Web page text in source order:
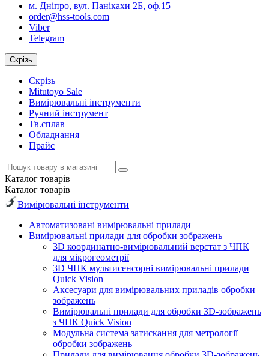
м. Дніпро, вул. Панікахи 2Б, оф.15
order@hss-tools.com
Viber
Telegram
Скрізь
Скрізь
Mitutoyo Sale
Вимірювальні інструменти
Ручний інструмент
Тв.сплав
Обладнання
Прайс
Каталог товарів
Каталог товарів
Вимірювальні інструменти
Автоматизовані вимірювальні прилади
Вимірювальні прилади для обробки зображень
3D координатно-вимірювальний верстат з ЧПК
для мікрогеометрії
3D ЧПК мультисенсорні вимірювальні прилади
Quick Vision
Аксесуари для вимірювальних приладів обробки
зображень
Вимірювальні прилади для обробки 3D-зображень
з ЧПК Quick Vision
Модульна система затискання для метрології
обробки зображень